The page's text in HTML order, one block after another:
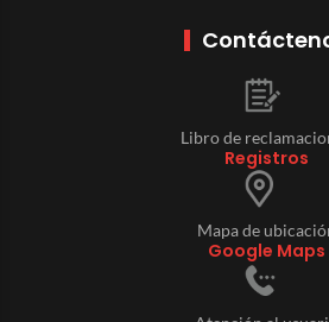
Libro de
Registros
Mapa de
Google Maps